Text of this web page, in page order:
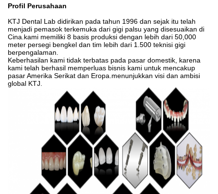
Profil Perusahaan
KTJ Dental Lab didirikan pada tahun 1996 dan sejak itu telah
menjadi pemasok terkemuka dari gigi palsu yang disesuaikan di
Cina.kami memiliki 8 basis produksi dengan lebih dari 50,000
meter persegi bengkel dan tim lebih dari 1.500 teknisi gigi
berpengalaman.
Keberhasilan kami tidak terbatas pada pasar domestik, karena
kami telah berhasil memperluas bisnis kami untuk mencakup
pasar Amerika Serikat dan Eropa.menunjukkan visi dan ambisi
global KTJ.